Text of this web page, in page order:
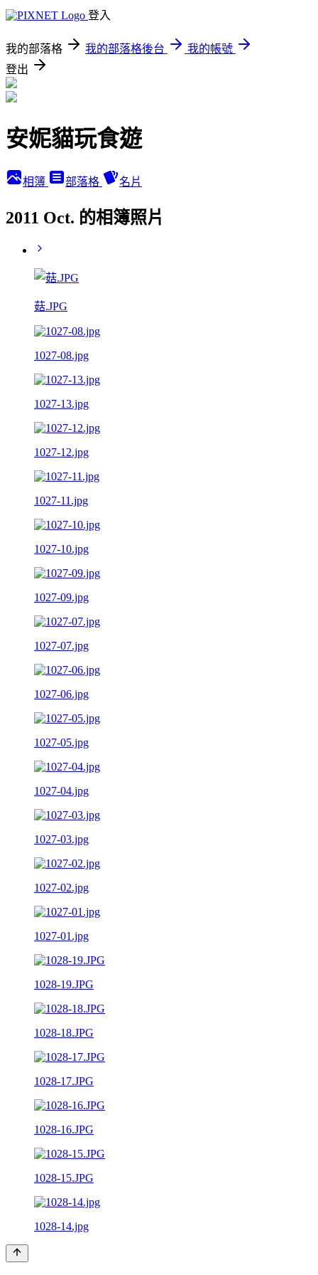
登入
我的部落格 我的部落格後台
我的帳號
登出
安妮貓玩食遊
相簿 部落格 名片
2011 Oct. 的相簿照片
菇.JPG
1027-08.jpg
1027-13.jpg
1027-12.jpg
1027-11.jpg
1027-10.jpg
1027-09.jpg
1027-07.jpg
1027-06.jpg
1027-05.jpg
1027-04.jpg
1027-03.jpg
1027-02.jpg
1027-01.jpg
1028-19.JPG
1028-18.JPG
1028-17.JPG
1028-16.JPG
1028-15.JPG
1028-14.jpg